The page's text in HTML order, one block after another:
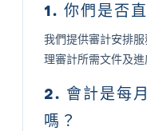
1. 你們是否
我們提供審計安排
理審計所需文件及進
2. 會計是每
嗎？